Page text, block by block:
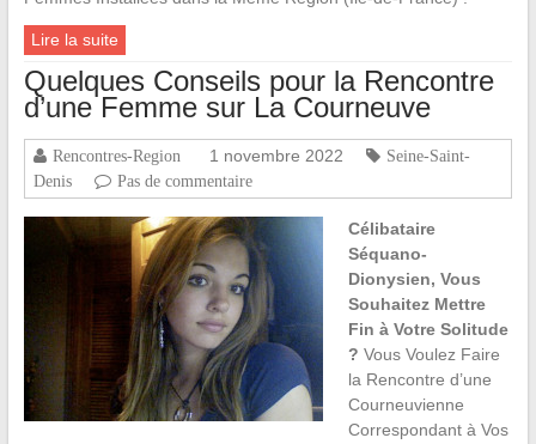
Lire la suite
Quelques Conseils pour la Rencontre
d’une Femme sur La Courneuve
Rencontres-Region 1 novembre 2022
Seine-Saint-
Denis
Pas de commentaire
Célibataire
Séquano-
Dionysien, Vous
Souhaitez Mettre
Fin à Votre Solitude
? Vous Voulez Faire
la Rencontre d’une
Courneuvienne
Correspondant à Vos